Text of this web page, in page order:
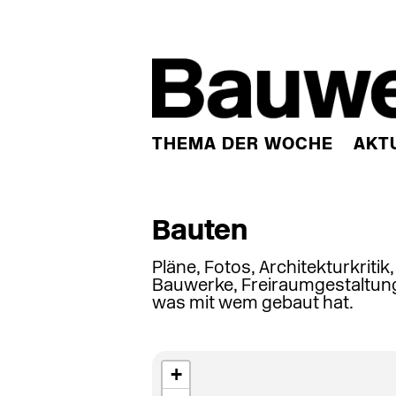
THEMA DER WOCHE
Bauten
Pläne, Fotos,
Bauwerke,
was mit wem gebaut hat.
+